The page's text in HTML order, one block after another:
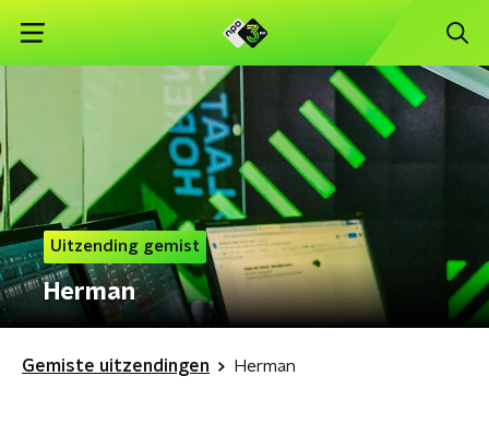
Uitzending gemist
Herman
Gemiste uitzendingen Herman